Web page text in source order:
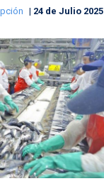
24 de Julio 2025